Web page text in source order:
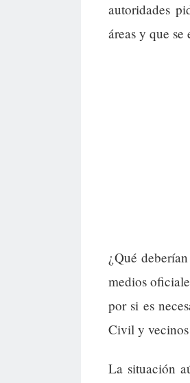
autoridades
áreas y que
¿Qué
medios
por si es
Civil y vecinos
La situación